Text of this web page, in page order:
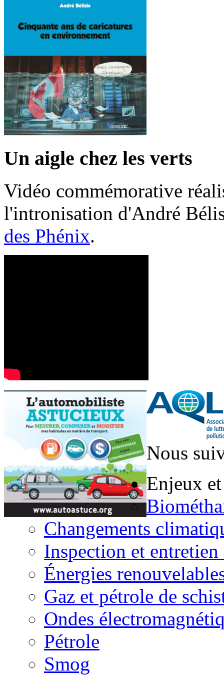
Un aigle chez les verts
Vidéo commémorative
l'intronisation d'André
des Phénix.
Nous
Enjeux
Changements
Inspection et entretien
Énergies
Gaz et pétrole de
Ondes
Pétrole
Smog